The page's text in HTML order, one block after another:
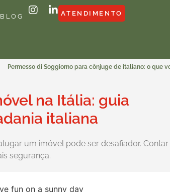
BLOG ATENDIMENTO
Permesso di Soggiorno para cônjuge de italiano: o que
na Itália: guia
italiana
um imóvel pode ser desafiador. Contar
segurança.